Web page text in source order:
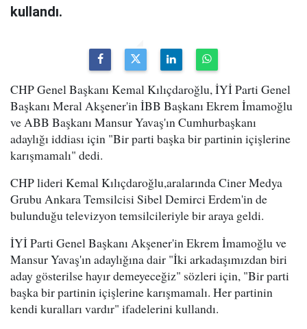
kullandı.
CHP Genel Başkanı Kemal Kılıçdaroğlu, İYİ Parti Genel
Başkanı Meral Akşener'in İBB Başkanı Ekrem İmamoğlu
ve ABB Başkanı Mansur Yavaş'ın Cumhurbaşkanı
adaylığı iddiası için "Bir parti başka bir partinin içişlerine
karışmamalı" dedi.
CHP lideri Kemal Kılıçdaroğlu,aralarında Ciner Medya
Grubu Ankara Temsilcisi Sibel Demirci Erdem'in de
bulunduğu televizyon temsilcileriyle bir araya geldi.
İYİ Parti Genel Başkanı Akşener'in Ekrem İmamoğlu ve
Mansur Yavaş'ın adaylığına dair "İki arkadaşımızdan biri
aday gösterilse hayır demeyeceğiz" sözleri için, "Bir parti
başka bir partinin içişlerine karışmamalı. Her partinin
kendi kuralları vardır" ifadelerini kullandı.